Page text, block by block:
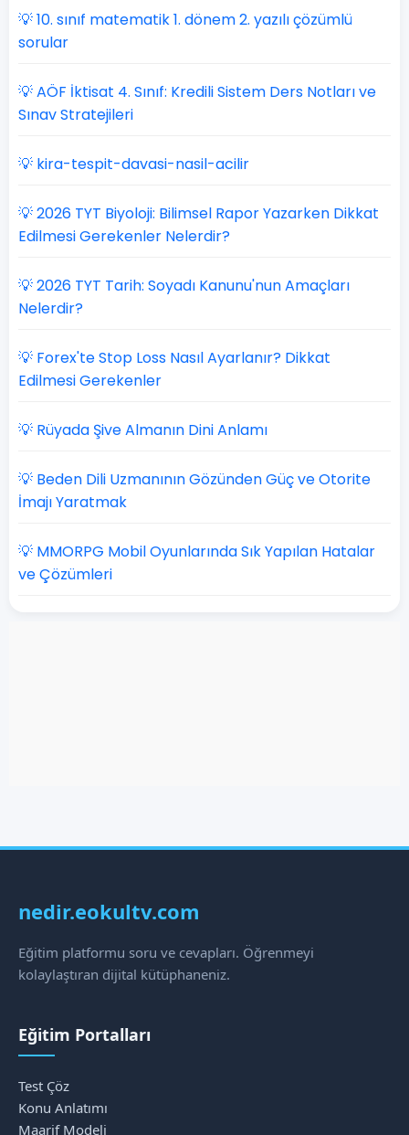
💡 10. sınıf matematik 1. dönem 2. yazılı çözümlü
sorular
💡 AÖF İktisat 4. Sınıf: Kredili Sistem Ders Notları ve
Sınav Stratejileri
💡 kira-tespit-davasi-nasil-acilir
💡 2026 TYT Biyoloji: Bilimsel Rapor Yazarken Dikkat
Edilmesi Gerekenler Nelerdir?
💡 2026 TYT Tarih: Soyadı Kanunu'nun Amaçları
Nelerdir?
💡 Forex'te Stop Loss Nasıl Ayarlanır? Dikkat
Edilmesi Gerekenler
💡 Rüyada Şive Almanın Dini Anlamı
💡 Beden Dili Uzmanının Gözünden Güç ve Otorite
İmajı Yaratmak
💡 MMORPG Mobil Oyunlarında Sık Yapılan Hatalar
ve Çözümleri
nedir.eokultv.com
Eğitim platformu soru ve cevapları. Öğrenmeyi
kolaylaştıran dijital kütüphaneniz.
Eğitim Portalları
Test Çöz
Konu Anlatımı
Maarif Modeli